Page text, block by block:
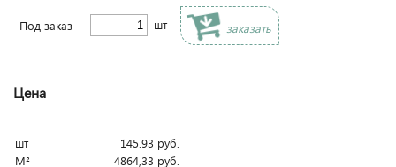
Под заказ шт заказать
Цена
шт 145.93 руб.
М²
4864,33 руб.